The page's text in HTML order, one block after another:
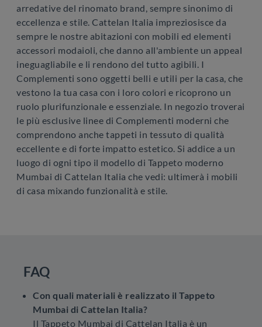
arredative del rinomato brand, sempre sinonimo di
eccellenza e stile. Cattelan Italia impreziosisce da
sempre le nostre abitazioni con mobili ed elementi
accessori modaioli, che danno all'ambiente un appeal
ineguagliabile e li rendono del tutto agibili. I
Complementi sono oggetti belli e utili per la casa, che
vestono la tua casa con i loro colori e ricoprono un
ruolo plurifunzionale e essenziale. In negozio troverai
le più esclusive linee di Complementi moderni che
comprendono anche tappeti in tessuto di qualità
eccellente e di forte impatto estetico. Si addice a un
luogo di ogni tipo il modello di Tappeto moderno
Mumbai di Cattelan Italia che vedi: ultimerà i mobili
di casa mixando funzionalità e stile.
FAQ
Con quali materiali è realizzato il Tappeto
Mumbai di Cattelan Italia?
Il Tappeto Mumbai di Cattelan Italia è un